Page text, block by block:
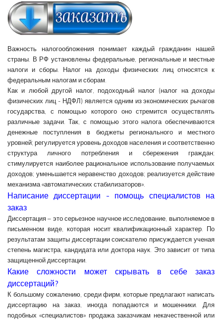
Важность налогообложения понимает каждый гражданин нашей
страны. В РФ установлены федеральные, региональные и местные
налоги и сборы. Налог на доходы физических лиц относятся к
федеральным налогам и сборам.
Как и любой другой налог, подоходный налог (налог на доходы
физических лиц - НДФЛ) является одним из экономических рычагов
государства, с помощью которого оно стремится осуществлять
различные задачи. Так, с помощью этого налога обеспечиваются
денежные поступления в бюджеты регионального и местного
уровней; регулируется уровень доходов населения и соответственно
структура личного потребления и сбережения граждан;
стимулируется наиболее рациональное использование получаемых
доходов; уменьшается неравенство доходов; реализуется действие
механизма «автоматических стабилизаторов».
Написание диссертации - помощь специалистов на
заказ
Диссертация – это серьезное научное исследование, выполняемое в
письменном виде, которая носит квалификационный характер. По
результатам защиты диссертации соискателю присуждается ученая
степень магистра, кандидата или доктора наук. Это зависит от типа
защищенной диссертации.
Какие сложности может скрывать в себе заказ
диссертаций?
К большому сожалению, среди фирм, которые предлагают написать
диссертацию на заказ, иногда попадаются и мошенники. Для
подобных «специалистов» продажа заказчикам некачественной или